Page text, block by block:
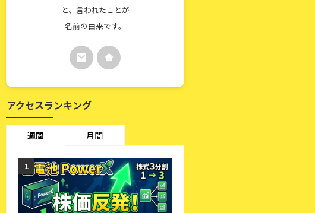
と、言われたことが
名前の由来です。
アクセスランキング
週間 月間